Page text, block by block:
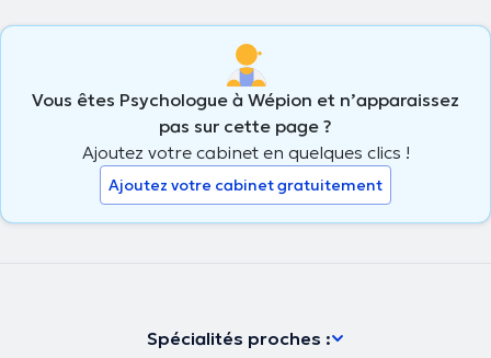
Vous êtes Psychologue à Wépion et n’apparaissez
pas sur cette page ?
Ajoutez votre cabinet en quelques clics !
Ajoutez votre cabinet gratuitement
Spécialités proches :